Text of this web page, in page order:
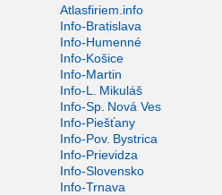
Atlasfiriem.info
Info-Bratislava
Info-Humenné
Info-Košice
Info-Martin
Info-L. Mikuláš
Info-Sp. Nová Ves
Info-Piešťany
Info-Pov. Bystrica
Info-Prievidza
Info-Slovensko
Info-Trnava